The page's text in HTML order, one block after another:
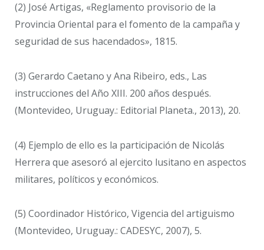
(2) José Artigas, «Reglamento provisorio de la
Provincia Oriental para el fomento de la campaña y
seguridad de sus hacendados», 1815.
(3) Gerardo Caetano y Ana Ribeiro, eds., Las
instrucciones del Año XIII. 200 años después.
(Montevideo, Uruguay.: Editorial Planeta., 2013), 20.
(4) Ejemplo de ello es la participación de Nicolás
Herrera que asesoró al ejercito lusitano en aspectos
militares, políticos y económicos.
(5) Coordinador Histórico, Vigencia del artiguismo
(Montevideo, Uruguay.: CADESYC, 2007), 5.